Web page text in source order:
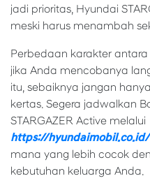
jadi prioritas, Hyundai
meski harus menambah
Perbedaan karakter
jika Anda mencobanya
itu, sebaiknya jangan
kertas. Segera jadwalkan
STARGAZER Active melalui
https://
mana yang lebih cocok
kebutuhan keluarga Anda.